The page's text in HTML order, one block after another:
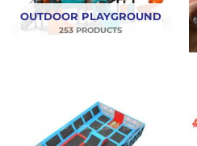
OUTDOOR PLAYGROUND
253 PRODUCTS